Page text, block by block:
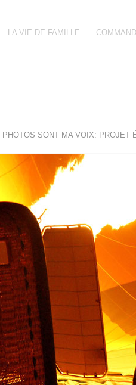
LA VIE DE FAMILLE
PHOTOS SONT MA VOIX: PROJET